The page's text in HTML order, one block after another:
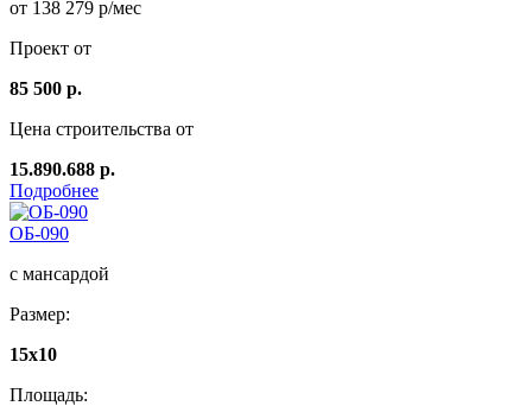
от 138 279 р/мес
Проект от
85 500 р.
Цена строительства от
15.890.688 р.
Подробнее
ОБ-090
с мансардой
Размер:
15x10
Площадь: